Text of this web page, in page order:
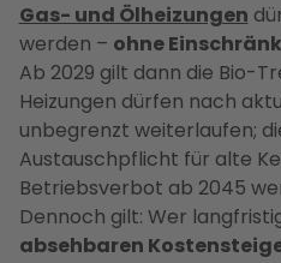
Gas- und Ölheizungen
werden – ohne
Ab 2029 gilt dann die Bio-
Heizungen dürfen nach
unbegrenzt weiterlaufen;
Austauschpflicht für alte
Betriebsverbot ab 2045
Dennoch gilt: Wer
absehbaren